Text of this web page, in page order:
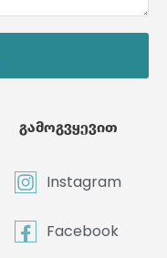
გამოგვყევით
Instagram
Facebook